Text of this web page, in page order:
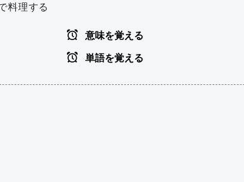
料理する
意味を覚える
単語を覚える